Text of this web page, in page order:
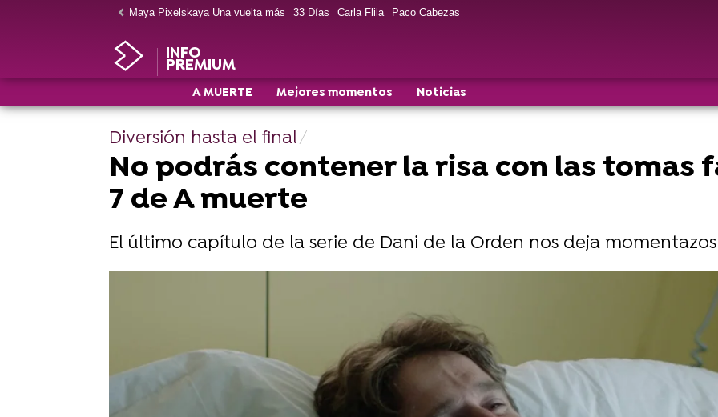
Maya Pixelskaya Una vuelta más 33 Días Carla Flila Paco Cabezas
INFO
PREMIUM
A MUERTE Mejores momentos Noticias
Diversión hasta el final
No podrás contener la risa con las tomas
7 de A muerte
El último capítulo de la serie de Dani de la Orden nos deja